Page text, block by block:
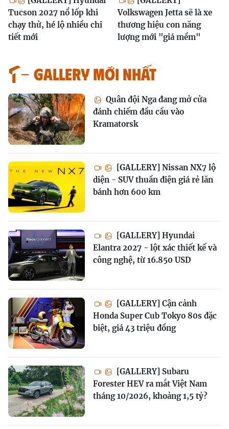
Tucson 2027 nổ lốp khi
chạy thử, hé lộ nhiều chi
tiết mới
Volkswagen Jetta sẽ là xe
thương hiệu con năng
lượng mới "giá mềm"
GALLERY MỚI NHẤT
Quân đội Nga đang mở cửa
đánh chiếm đầu cầu vào
Kramatorsk
[GALLERY] Nissan NX7 lộ
diện - SUV thuần điện giá rẻ lăn
bánh hơn 600 km
[GALLERY] Hyundai
Elantra 2027 - lột xác thiết kế và
công nghệ, từ 16.850 USD
[GALLERY] Cận cảnh
Honda Super Cub Tokyo 80s đặc
biệt, giá 43 triệu đồng
[GALLERY] Subaru
Forester HEV ra mắt Việt Nam
tháng 10/2026, khoảng 1,5 tỷ?